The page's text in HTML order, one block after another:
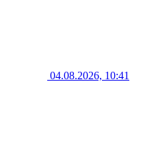
04.08.2026, 10:41